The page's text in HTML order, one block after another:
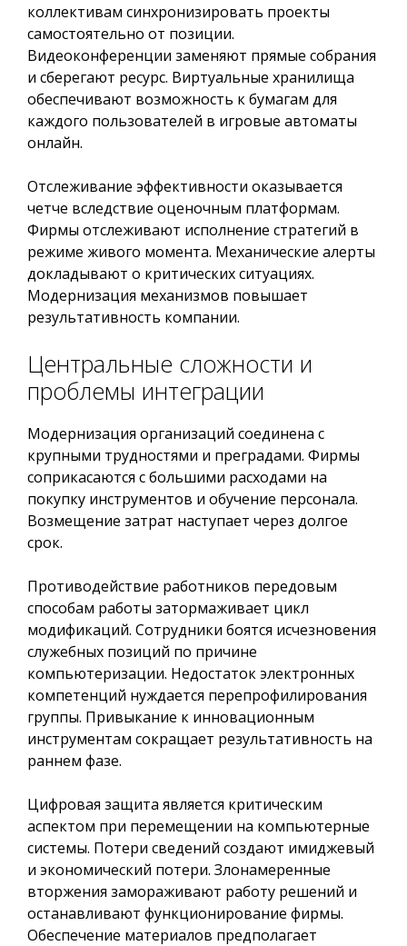
коллективам синхронизировать проекты
самостоятельно от позиции.
Видеоконференции заменяют прямые собрания
и сберегают ресурс. Виртуальные хранилища
обеспечивают возможность к бумагам для
каждого пользователей в игровые автоматы
онлайн.
Отслеживание эффективности оказывается
четче вследствие оценочным платформам.
Фирмы отслеживают исполнение стратегий в
режиме живого момента. Механические алерты
докладывают о критических ситуациях.
Модернизация механизмов повышает
результативность компании.
Центральные сложности и
проблемы интеграции
Модернизация организаций соединена с
крупными трудностями и преградами. Фирмы
соприкасаются с большими расходами на
покупку инструментов и обучение персонала.
Возмещение затрат наступает через долгое
срок.
Противодействие работников передовым
способам работы затормаживает цикл
модификаций. Сотрудники боятся исчезновения
служебных позиций по причине
компьютеризации. Недостаток электронных
компетенций нуждается перепрофилирования
группы. Привыкание к инновационным
инструментам сокращает результативность на
раннем фазе.
Цифровая защита является критическим
аспектом при перемещении на компьютерные
системы. Потери сведений создают имиджевый
и экономический потери. Злонамеренные
вторжения замораживают работу решений и
останавливают функционирование фирмы.
Обеспечение материалов предполагает